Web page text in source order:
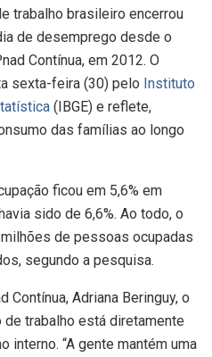
trabalho brasileiro encerrou
de desemprego desde o
Contínua, em 2012. O
sexta-feira (30) pelo Instituto
(IBGE) e reflete,
das famílias ao longo
ficou em 5,6% em
sido de 6,6%. Ao todo, o
de pessoas ocupadas
segundo a pesquisa.
Contínua, Adriana Beringuy, o
trabalho está diretamente
interno. “A gente mantém uma